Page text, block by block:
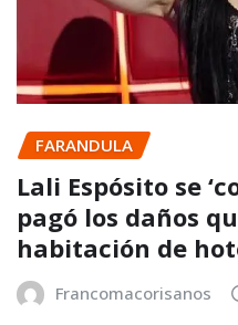
FARANDULA
Lali Espósito se
pagó los daños
habitación de
Francomacorisanos